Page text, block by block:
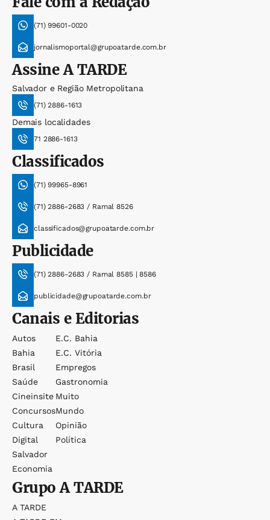
(71) 99601-0020
jornalismoportal@grupoatarde.com.br
AssineA TARDE
Salvador e Região Metropolitana
(71) 2886-1613
Demais localidades
71 2886-1613
Classificados
(71) 99965-8961
(71) 2886-2683 / Ramal 8526
classificados@grupoatarde.com.br
Publicidade
(71) 2886-2683 / Ramal 8585 | 8586
publicidade@grupoatarde.com.br
Canais e Editorias
Autos
Bahia
Brasil
Saúde
Cineinsite
Concursos
Cultura
Digital
Salvador
Economia
E.c. Bahia
E.c. Vitória
Empregos
Gastronomia
Muito
Mundo
Opinião
Política
GrupoA TARDE
A TARDE